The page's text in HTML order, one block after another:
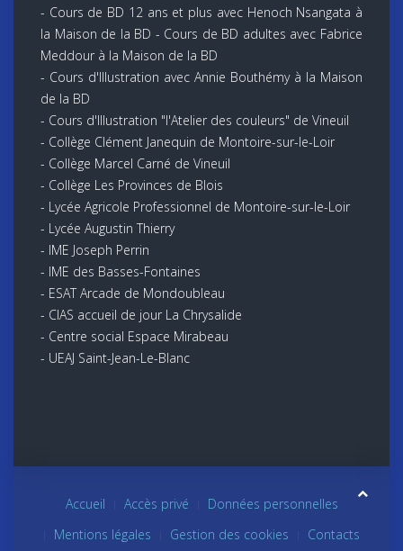
- Cours de BD 12 ans et plus avec Henoch Nsangata à
la Maison de la BD - Cours de BD adultes avec Fabrice
Meddour à la Maison de la BD
- Cours d'Illustration avec Annie Bouthémy à la Maison
de la BD
- Cours d'Illustration "l'Atelier des couleurs" de Vineuil
- Collège Clément Janequin de Montoire-sur-le-Loir
- Collège Marcel Carné de Vineuil
- Collège Les Provinces de Blois
- Lycée Agricole Professionnel de Montoire-sur-le-Loir
- Lycée Augustin Thierry
- IME Joseph Perrin
- IME des Basses-Fontaines
- ESAT Arcade de Mondoubleau
- CIAS accueil de jour La Chrysalide
- Centre social Espace Mirabeau
- UEAJ Saint-Jean-Le-Blanc
Accueil Accès privé
Données personnelles
Mentions légales
Gestion des cookies Contacts